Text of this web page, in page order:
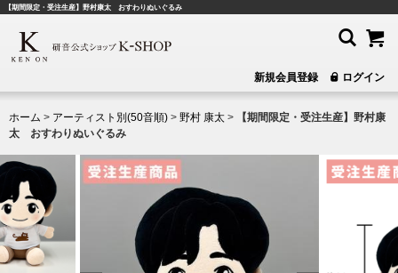
【期間限定・受注生産】野村康太 おすわりぬいぐるみ
新規会員登録 ログイン
ホーム > アーティスト別(50音順) > 野村 康太 >
【期間限定・受注生産】野村康
太 おすわりぬいぐるみ